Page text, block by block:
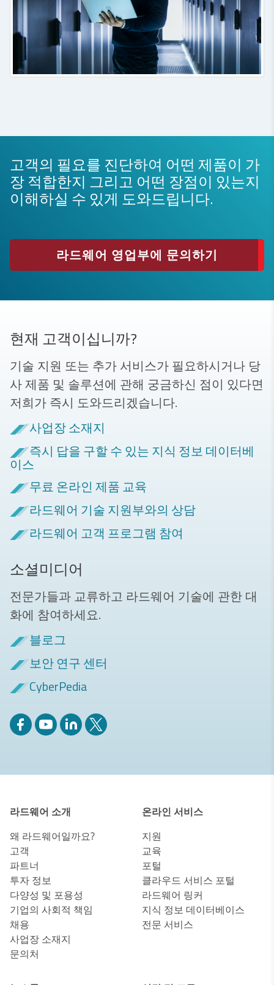
고객의 필요를 진단하여 어떤 제품이 가
장 적합한지 그리고 어떤 장점이 있는지
이해하실 수 있게 도와드립니다.
라드웨어 영업부에 문의하기
현재 고객이십니까?
기술 지원 또는 추가 서비스가 필요하시거나 당
사 제품 및 솔루션에 관해 궁금하신 점이 있다면
저희가 즉시 도와드리겠습니다.
사업장 소재지
즉시 답을 구할 수 있는 지식 정보 데이터베
이스
무료 온라인 제품 교육
라드웨어 기술 지원부와의 상담
라드웨어 고객 프로그램 참여
소셜미디어
전문가들과 교류하고 라드웨어 기술에 관한 대
화에 참여하세요.
블로그
보안 연구 센터
CyberPedia
라드웨어 소개
왜 라드웨어일까요?
고객
파트너
투자 정보
다양성 및 포용성
기업의 사회적 책임
채용
사업장 소재지
문의처
온라인 서비스
지원
교육
포털
클라우드 서비스 포털
라드웨어 링커
지식 정보 데이터베이스
전문 서비스